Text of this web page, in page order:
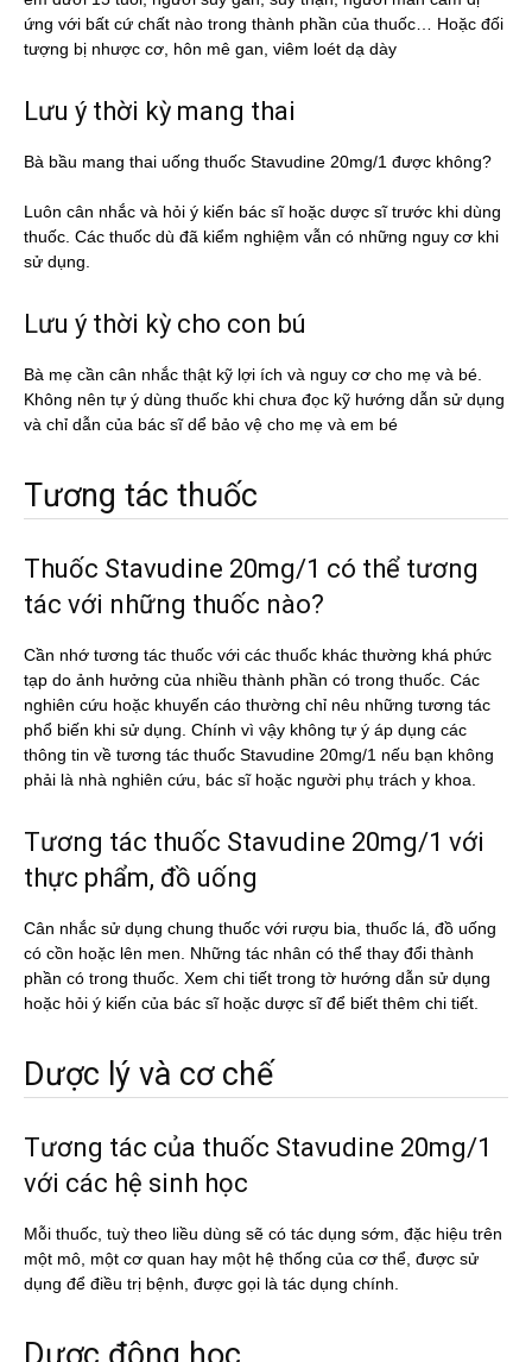
ứng với bất cứ chất nào trong thành phần của thuốc… Hoặc đối
tượng bị nhược cơ, hôn mê gan, viêm loét dạ dày
Lưu ý thời kỳ mang thai
Bà bầu mang thai uống thuốc Stavudine 20mg/1 được không?
Luôn cân nhắc và hỏi ý kiến bác sĩ hoặc dược sĩ trước khi dùng
thuốc. Các thuốc dù đã kiểm nghiệm vẫn có những nguy cơ khi
sử dụng.
Lưu ý thời kỳ cho con bú
Bà mẹ cần cân nhắc thật kỹ lợi ích và nguy cơ cho mẹ và bé.
Không nên tự ý dùng thuốc khi chưa đọc kỹ hướng dẫn sử dụng
và chỉ dẫn của bác sĩ dể bảo vệ cho mẹ và em bé
Tương tác thuốc
Thuốc Stavudine 20mg/1 có thể tương
tác với những thuốc nào?
Cần nhớ tương tác thuốc với các thuốc khác thường khá phức
tạp do ảnh hưởng của nhiều thành phần có trong thuốc. Các
nghiên cứu hoặc khuyến cáo thường chỉ nêu những tương tác
phổ biến khi sử dụng. Chính vì vậy không tự ý áp dụng các
thông tin về tương tác thuốc Stavudine 20mg/1 nếu bạn không
phải là nhà nghiên cứu, bác sĩ hoặc người phụ trách y khoa.
Tương tác thuốc Stavudine 20mg/1 với
thực phẩm, đồ uống
Cân nhắc sử dụng chung thuốc với rượu bia, thuốc lá, đồ uống
có cồn hoặc lên men. Những tác nhân có thể thay đổi thành
phần có trong thuốc. Xem chi tiết trong tờ hướng dẫn sử dụng
hoặc hỏi ý kiến của bác sĩ hoặc dược sĩ để biết thêm chi tiết.
Dược lý và cơ chế
Tương tác của thuốc Stavudine 20mg/1
với các hệ sinh học
Mỗi thuốc, tuỳ theo liều dùng sẽ có tác dụng sớm, đặc hiệu trên
một mô, một cơ quan hay một hệ thống của cơ thể, được sử
dụng để điều trị bệnh, được gọi là tác dụng chính.